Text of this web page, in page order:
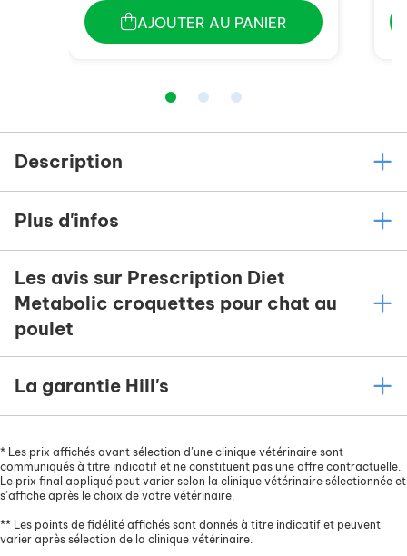
AJOUTER AU PANIER
Description
Plus d'infos
Les avis sur Prescription Diet
Metabolic croquettes pour chat au
poulet
La garantie Hill's
* Les prix affichés avant sélection d’une clinique vétérinaire sont
communiqués à titre indicatif et ne constituent pas une offre contractuelle.
Le prix final appliqué peut varier selon la clinique vétérinaire sélectionnée et
s’affiche après le choix de votre vétérinaire.
** Les points de fidélité affichés sont donnés à titre indicatif et peuvent
varier après sélection de la clinique vétérinaire.